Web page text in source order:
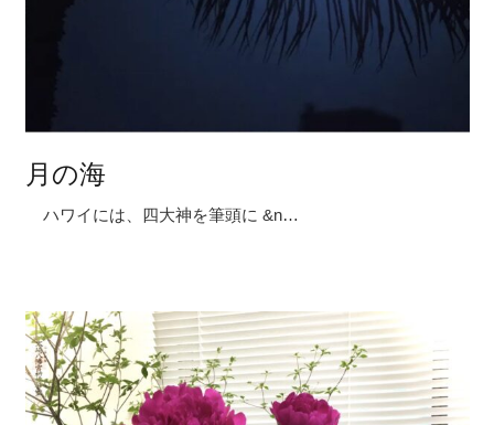
月の海
ハワイには、四大神を筆頭に &n…